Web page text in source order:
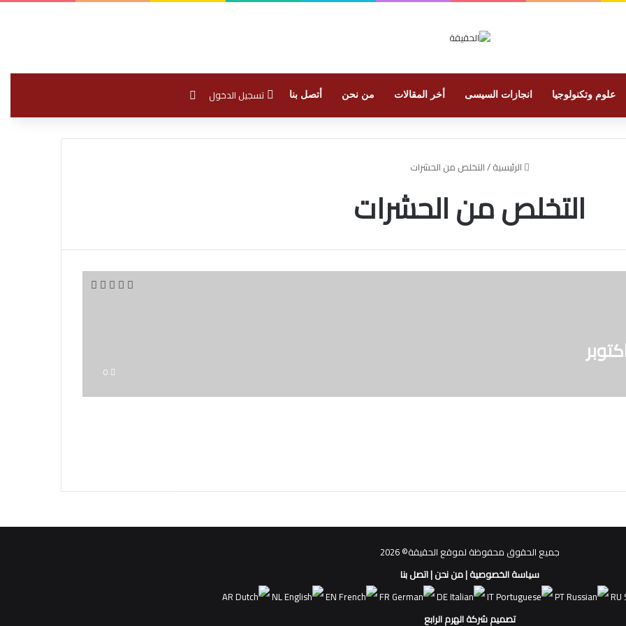
علوم وتكنولوجيا انجازات السيسى أخر المقالات من نحن أتصل بنا تسجيل الدخول
الرئيسية/التخلص من الحشرات
التخلص من الحشرات
0
جميع الحقوق محفوظة لموقع الحقيقة© 2026
سياسة الخصوصية|من نحن|اتصل بنا
AR
NL EN FR DE IT PT RU
تصميم شركة الهرم الرابع